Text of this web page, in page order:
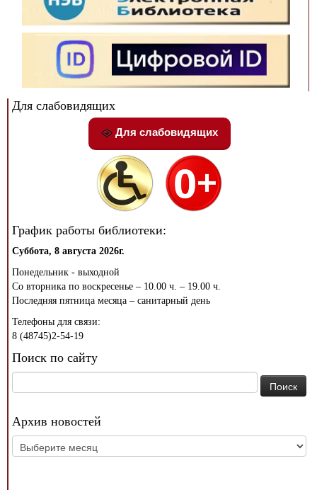
Для слабовидящих
Для слабовидящих
График работы библиотеки:
Суббота, 8 августа 2026г.
Понедельник - выходной
Со вторника по воскресенье – 10.00 ч. – 19.00 ч.
Последняя пятница месяца – санитарный день
Телефоны для связи:
8 (48745)2-54-19
Поиск по сайту
Архив новостей
Архив
новостей